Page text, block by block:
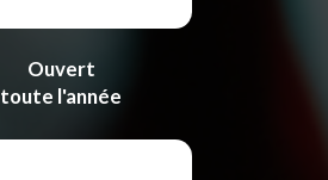
Ouvert
toute l'année